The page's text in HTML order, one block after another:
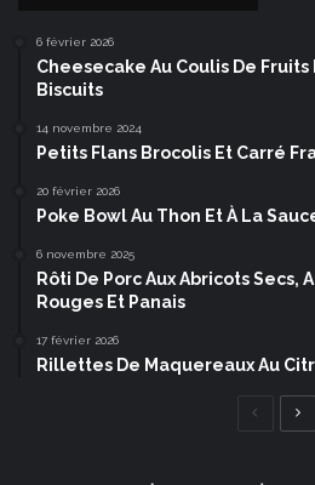
6 février 2026
Cheesecake Au Coulis De Fruits
Biscuits
14 novembre 2024
Petits Flans Brocolis Et Carré
20 février 2026
Poke Bowl Au Thon Et À La
6 novembre 2025
Rôti De Porc Aux Abricots Secs,
Rouges Et Panais
17 février 2026
Rillettes De Maquereaux Au